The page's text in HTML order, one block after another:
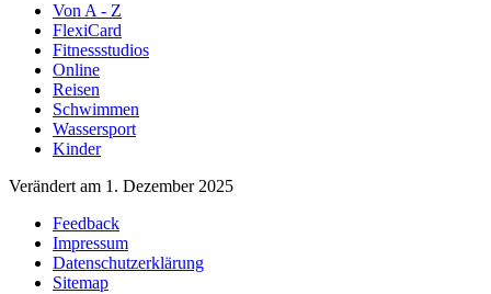
Von A - Z
FlexiCard
Fitnessstudios
Online
Reisen
Schwimmen
Wassersport
Kinder
Verändert am 1. Dezember 2025
Feedback
Impressum
Datenschutzerklärung
Sitemap